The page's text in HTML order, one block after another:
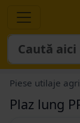
Piese utilaje
Plaz lung